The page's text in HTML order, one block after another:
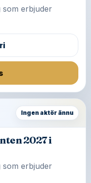
som erbjuder
Ingen aktör ännu
2027 i
som erbjuder